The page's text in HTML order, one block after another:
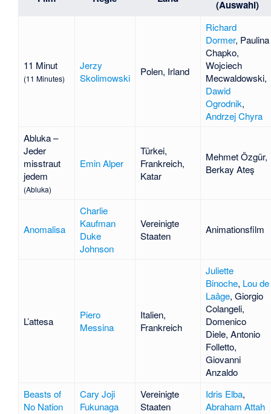
(Auswahl)
11 Minut
(11 Minutes)
Jerzy
Skolimowski
Polen, Irland
Richard
Dormer, Paulina
Chapko,
Wojciech
Mecwaldowski,
Dawid
Ogrodnik,
Andrzej Chyra
Abluka –
Jeder
misstraut
jedem
(Abluka)
Emin Alper
Türkei,
Frankreich,
Katar
Mehmet Özgür,
Berkay Ateş
Anomalisa
Charlie
Kaufman
Duke
Johnson
Vereinigte
Staaten
Animationsfilm
L’attesa
Piero
Messina
Italien,
Frankreich
Juliette
Binoche, Lou de
Laâge, Giorgio
Colangeli,
Domenico
Diele, Antonio
Folletto,
Giovanni
Anzaldo
Beasts of
No Nation
Cary Joji
Fukunaga
Vereinigte
Staaten
Idris Elba,
Abraham Attah